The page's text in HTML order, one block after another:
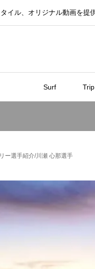
イル、オリジナル動画を提
Surf Trip
ー選手紹介/川瀬 心那選手